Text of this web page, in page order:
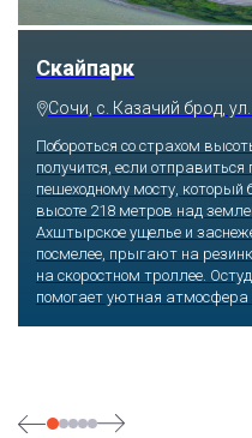
Скайпарк
Сочи, с. Казачий брод,
Побороться со страхом
получится, если
пешеходному мосту, который
высоте 218 метров над
Ахштырское ущелье и
посмелее, прыгают на
на скоростном троллее.
помогает уютная атмосфера